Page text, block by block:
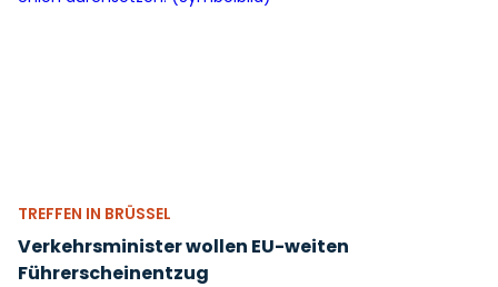
TREFFEN IN BRÜSSEL
Verkehrsminister wollen EU-weiten
Führerscheinentzug